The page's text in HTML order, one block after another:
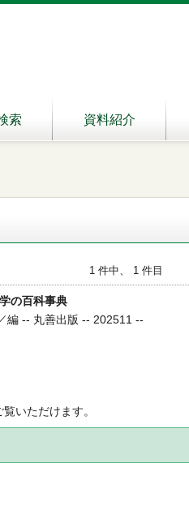
索 資料紹介
1 件中、 1 件目
の百科事典
編 -- 丸善出版 -- 202511 --
いただけます。